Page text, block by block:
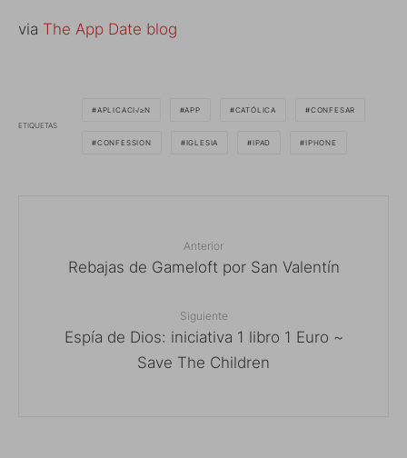
via The App Date blog
ETIQUETAS
APLICACI√≥N APP CATÓLICA CONFESAR
CONFESSION IGLESIA IPAD IPHONE
Anterior
Rebajas de Gameloft por San Valentín
Siguiente
Espía de Dios: iniciativa 1 libro 1 Euro ~
Save The Children